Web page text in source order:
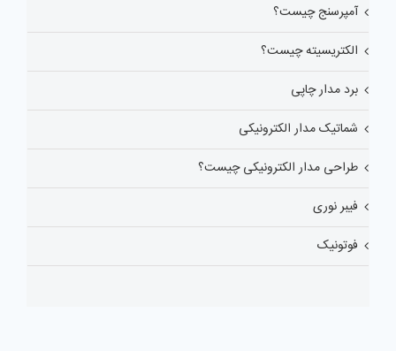
آمپرسنج چیست؟
الکتریسیته چیست؟
برد مدار چاپی
شماتیک مدار الکترونیکی
طراحی مدار الکترونیکی چیست؟
فیبر نوری
فوتونیک